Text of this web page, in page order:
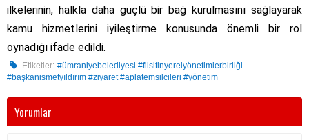
ilkelerinin, halkla daha güçlü bir bağ kurulmasını sağlayarak
kamu hizmetlerini iyileştirme konusunda önemli bir rol
oynadığı ifade edildi.
Etiketler: #ümraniyebelediyesi #filsitinyerelyönetimlerbirliği
#başkanismetyıldırım #ziyaret #aplatemsilcileri #yönetim
Yorumlar